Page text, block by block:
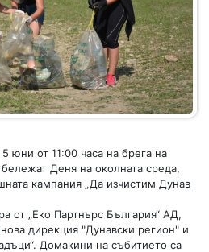
юни от 11:00 часа на брега на
Деня на околната среда,
кампания „Да изчистим Дунав
от „Еко Партнърс България“ АД,
дирекция "Дунавски регион" и
Домакини на събитието са